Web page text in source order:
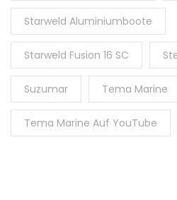
Starweld Aluminiumboote
Starweld Fusion 16 SC
Suzumar Tema Marine
Tema Marine Auf YouTube